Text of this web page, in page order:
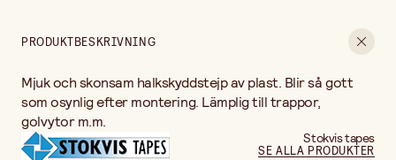
PRODUKTBESKRIVNING
Mjuk och skonsam halkskyddstejp av plast. Blir så gott
som osynlig efter montering. Lämplig till trappor,
golvytor m.m.
Stokvis tapes
SE ALLA PRODUKTER